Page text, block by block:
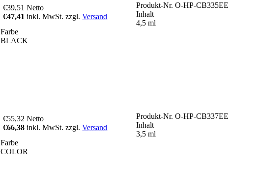
€39,51Netto
€47,41inkl. MwSt. zzgl.Versand
Produkt-Nr. O-HP-CB335EE
Inhalt
4,5 ml
Farbe
BLACK
€55,32Netto
€66,38inkl. MwSt. zzgl.Versand
Produkt-Nr. O-HP-CB337EE
Inhalt
3,5 ml
Farbe
COLOR